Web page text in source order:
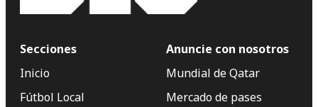
Secciones
Inicio
Fútbol Local
Anuncie con nosotros
Mundial de Qatar
Mercado de pases